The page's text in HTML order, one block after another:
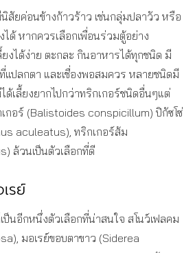
สัยค่อนข้างก้าวร้าว เช่นกลุ่มปลาวัว หรือ
ได้ หากควรเลือกเพื่อนร่วมตู้อย่าง
งได้ง่าย ตะกละ กินอาหารได้ทุกชนิด มี
ปลกตา และเชื่องพอสมควร หลายชนิดมี
ด้เลี้ยงยากไปกว่าทริกเกอร์ชนิดอื่นๆแต่
กอร์ (Balistoides conspicillum) ปิกัซโซ่
aculeatus), ทริกเกอร์ส้ม
ล้วนเป็นตัวเลือกที่ดี
รย์
ป็นอีกหนึ่งตัวเลือกที่น่าสนใจ สโนว์เฟลคม
มอเรย์ขอบตาขาว (Siderea